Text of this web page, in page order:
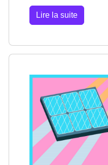
Lire la suite